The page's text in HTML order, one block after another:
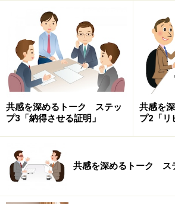
共感を深めるトーク ステッ
プ3「納得させる証明」
共感を
プ2「リ
共感を深めるトーク ス